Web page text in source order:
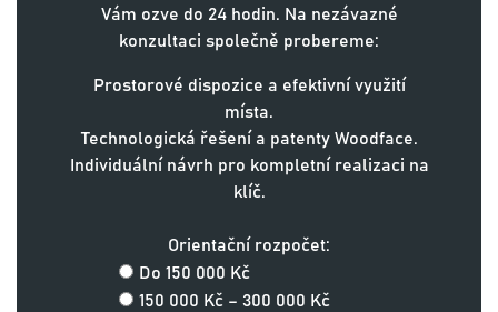
Vám ozve do 24 hodin. Na nezávazné
konzultaci společně probereme:
Prostorové dispozice a efektivní využití
místa.
Technologická řešení a patenty Woodface.
Individuální návrh pro kompletní realizaci na
klíč.
Orientační rozpočet:
Do 150 000 Kč
150 000 Kč – 300 000 Kč